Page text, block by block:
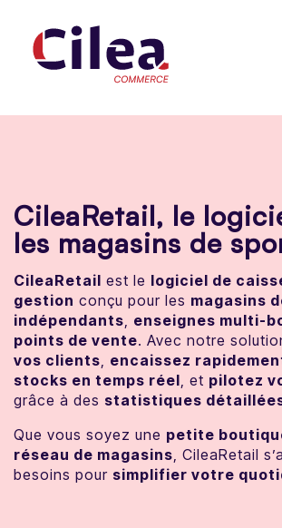
CileaRetail, le
les magasins de
CileaRetail est le logiciel de
gestion conçu pour les magasins
indépendants, enseignes multi-
points de vente. Avec notre
vos clients, encaissez
stocks en temps réel, et pilotez
grâce à des statistiques
Que vous soyez une petite
réseau de magasins, CileaRetail
besoins pour simplifier votre